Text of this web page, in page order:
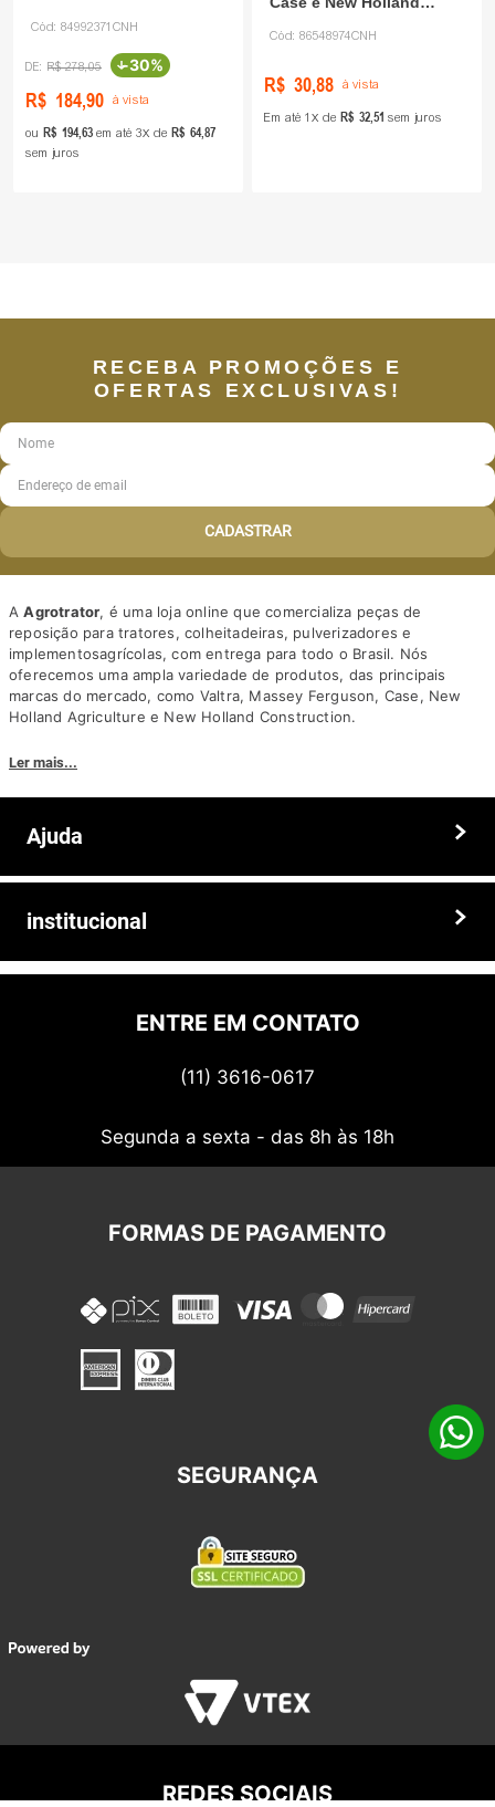
Cód: 84992371CNH
R$ 278,05 -30%
R$ 184,90 à vista
ou R$ 194,63 em até 3 de R$ 64,87
sem juros
Cód: 86548974CNH
R$ 30,88 à vista
Em até 1 de R$ 3251 sem juros
RECEBA PROMOÇÕES E
OFERTAS EXCLUSIVAS!
CADASTRAR
AAgrotrator, é uma loja online que comercializa peças de
reposição para tratores, colheitadeiras, pulverizadores e
implementosagrícolas, com entrega para todo o Brasil. Nós
oferecemos uma ampla variedade de produtos, das principais
marcas do mercado, como Valtra, Massey Ferguson, Case, New
Holland Agriculture e New Holland Construction.
competitivos. Nós também oferecemos um atendimento
personalizado, com equipe de profissionais altamente capacitados
Somos a solução ideal para quem busca peças e acessórios agrícolas
Ler mais...
Ajuda
Prazos e entregas
institucional
Quem somos
Politica de privacidadeENTRE EM CONTATO
(11) 3616-0617
Segunda a sexta - das 8h às 18h
FORMAS DE PAGAMENTO
SEGURANÇA
REDES SOCIAIS